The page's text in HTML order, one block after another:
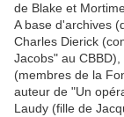
de Blake et
A base d'archives
Charles Dierick
Jacobs" au
(membres de la
auteur de "Un
Laudy (fille de